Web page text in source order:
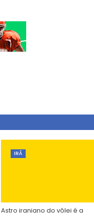
IRÃ
Astro iraniano do vôlei é a